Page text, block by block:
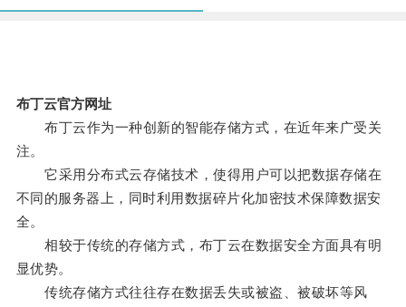
布丁云官方网址
布丁云作为一种创新的智能存储方式，在近年来广受关
注。
它采用分布式云存储技术，使得用户可以把数据存储在
不同的服务器上，同时利用数据碎片化加密技术保障数据安
全。
相较于传统的存储方式，布丁云在数据安全方面具有明
显优势。
传统存储方式往往存在数据丢失或被盗、被破坏等风